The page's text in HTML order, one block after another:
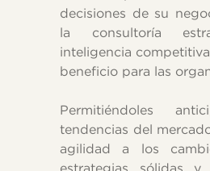
decisiones de su
la consultoría
inteligencia
beneficio para las
Permitiéndoles
tendencias del
agilidad a los